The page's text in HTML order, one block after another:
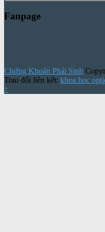
Fanpage
Chứng Khoán Phái Sinh
Trao đổi liên kết: khoa hoc
↑